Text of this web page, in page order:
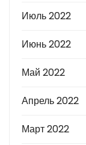
Июль 2022
Июнь 2022
Май 2022
Апрель 2022
Март 2022